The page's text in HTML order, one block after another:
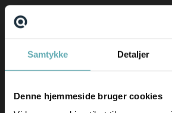
Samtykke Detaljer
Denne hjemmeside bruger cookies
Om os
Find din nye arbejdsplads
Emnebank
Forberedelse